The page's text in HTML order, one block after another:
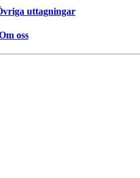
uttagningar
oss